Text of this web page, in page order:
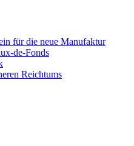
für die neue Manufaktur
de-Fonds
Reichtums